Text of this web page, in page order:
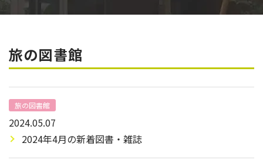
旅の図書館
旅の図書館
2024.05.07
2024年4月の新着図書・雑誌